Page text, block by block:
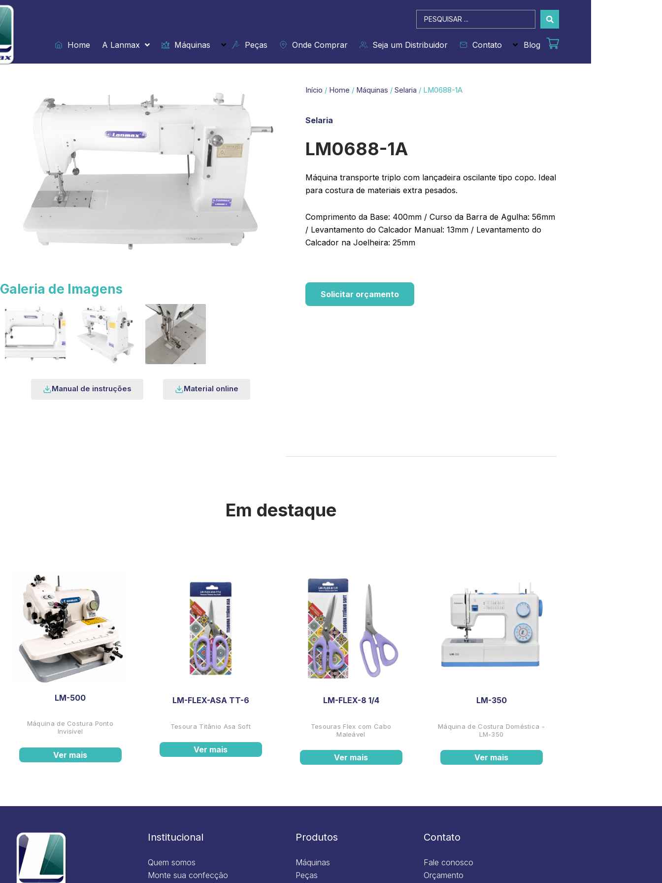
Ir
para
o
conteúdo
Pesquisar
...
Home
A Lanmax Máquinas Peças Onde Comprar Seja um Distribuidor Contato Blog
Galeria de Imagens
Manual de instruções Material online
Início / Home / Máquinas / Selaria / LM0688-1A
Selaria
LM0688-1A
Máquina transporte triplo com lançadeira oscilante tipo copo. Ideal
para costura de materiais extra pesados.
Comprimento da Base: 400mm / Curso da Barra de Agulha: 56mm
/ Levantamento do Calcador Manual: 13mm / Levantamento do
Calcador na Joelheira: 25mm
Solicitar orçamento
Em destaque
LM-500
Máquina de Costura Ponto
Invisível
Ver mais
LM-FLEX-ASA TT-6
Tesoura Titânio Asa Soft
Ver mais
LM-FLEX-8 1/4
Tesouras Flex com Cabo
Maleável
Ver mais
LM-350
Máquina de Costura Doméstica -
LM-350
Ver mais
Institucional
Quem somos
Monte sua confecção
Produtos
Máquinas
Peças
Contato
Fale conosco
Orçamento